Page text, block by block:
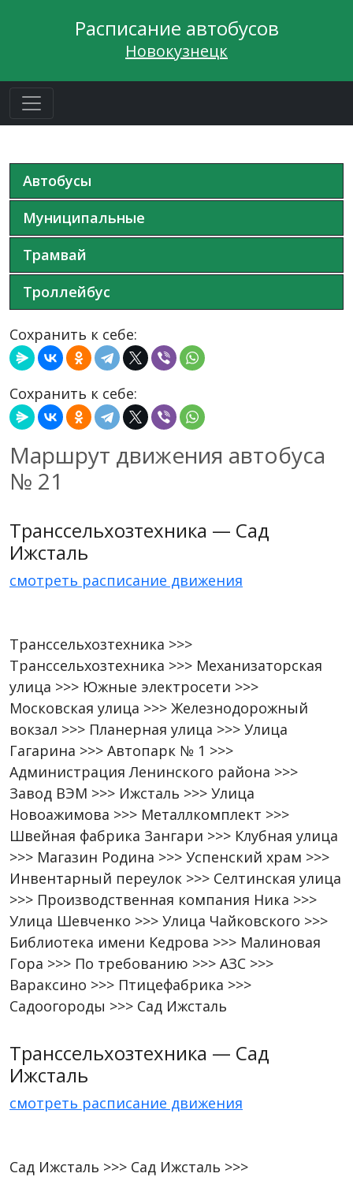
Расписание автобусов
Новокузнецк
Сохранить к себе:
Сохранить к себе:
Маршрут движения автобуса
№ 21
Транссельхозтехника — Сад
Ижсталь
смотреть расписание движения
Транссельхозтехника >>>
Транссельхозтехника >>> Механизаторская
улица >>> Южные электросети >>>
Московская улица >>> Железнодорожный
вокзал >>> Планерная улица >>> Улица
Гагарина >>> Автопарк № 1 >>>
Администрация Ленинского района >>>
Завод ВЭМ >>> Ижсталь >>> Улица
Новоажимова >>> Металлкомплект >>>
Швейная фабрика Зангари >>> Клубная улица
>>> Магазин Родина >>> Успенский храм >>>
Инвентарный переулок >>> Селтинская улица
>>> Производственная компания Ника >>>
Улица Шевченко >>> Улица Чайковского >>>
Библиотека имени Кедрова >>> Малиновая
Гора >>> По требованию >>> АЗС >>>
Вараксино >>> Птицефабрика >>>
Садоогороды >>> Сад Ижсталь
Транссельхозтехника — Сад
Ижсталь
смотреть расписание движения
Сад Ижсталь >>> Сад Ижсталь >>>
Автобусы
Муниципальные
Трамвай
Троллейбус